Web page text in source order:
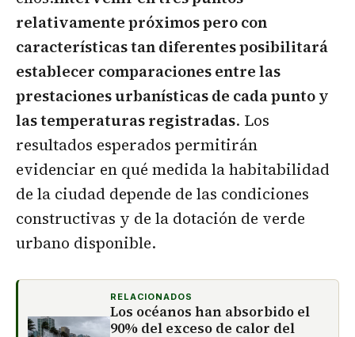
relativamente próximos pero con
características tan diferentes posibilitará
establecer comparaciones entre las
prestaciones urbanísticas de cada punto y
las temperaturas registradas. Los
resultados esperados permitirán
evidenciar en qué medida la habitabilidad
de la ciudad depende de las condiciones
constructivas y de la dotación de verde
urbano disponible.
RELACIONADOS
Los océanos han absorbido el
90% del exceso de calor del